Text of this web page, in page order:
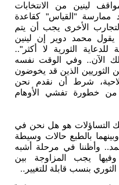
لينين من الانتخابات
ممارسة "القياس" كقاعدة
الأخرى يجب أن يتم
يقول محمد دوير إن لينين
للدعاية الثورية لا أكثر"..
الآن.. وفي الوقت نفسه
الثوريين الذين قد يخوضون
شرط أن نقدم نحن
من خطورة تفشي الأوهام
التساؤلات هو هل نحن في
بالطبع حالات وسيطة
وأظننا في مرحلة أشبه
يجب المزاوجة بين
بنسب قابلة للتغيير..